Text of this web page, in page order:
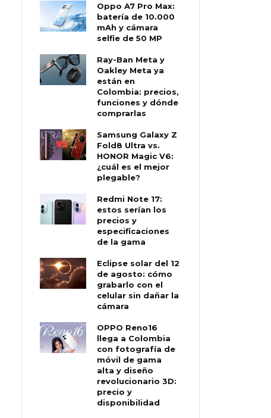
Oppo A7 Pro Max:
batería de 10.000
mAh y cámara
selfie de 50 MP
Ray-Ban Meta y
Oakley Meta ya
están en
Colombia: precios,
funciones y dónde
comprarlas
Samsung Galaxy Z
Fold8 Ultra vs.
HONOR Magic V6:
¿cuál es el mejor
plegable?
Redmi Note 17:
estos serían los
precios y
especificaciones
de la gama
Eclipse solar del 12
de agosto: cómo
grabarlo con el
celular sin dañar la
cámara
OPPO Reno16
llega a Colombia
con fotografía de
móvil de gama
alta y diseño
revolucionario 3D:
precio y
disponibilidad